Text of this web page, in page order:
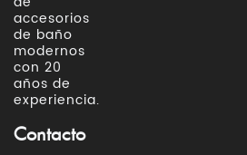
accesorios
de baño
modernos
con 20
años de
experiencia.
Contacto